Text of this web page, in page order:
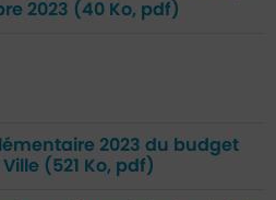
2023 (40 Ko, pdf)
2023 du budget
(521 Ko, pdf)